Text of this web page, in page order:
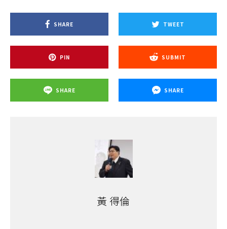
SHARE TWEET
PIN SUBMIT
SHARE SHARE
黃 得倫